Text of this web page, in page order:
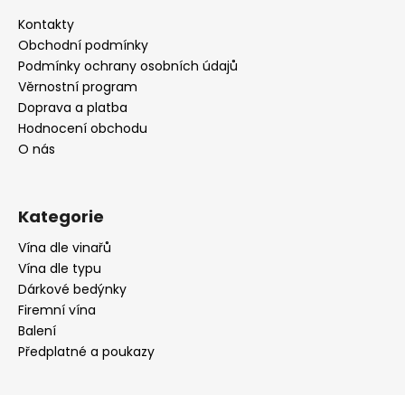
r
v
Kontakty
Obchodní podmínky
Podmínky ochrany osobních údajů
Věrnostní program
Doprava a platba
Hodnocení obchodu
O nás
Kategorie
Vína dle vinařů
Vína dle typu
Dárkové bedýnky
Firemní vína
Balení
Předplatné a poukazy